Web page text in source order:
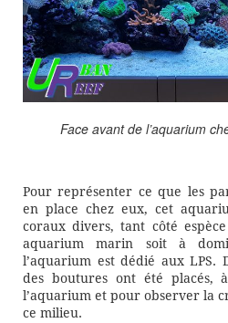
Face avant de l’aquarium
Pour représenter ce que les
en place chez eux, cet
coraux divers, tant côté
aquarium marin soit à
l’aquarium est dédié aux LPS.
des boutures ont été placés,
l’aquarium et pour observer la
ce milieu.